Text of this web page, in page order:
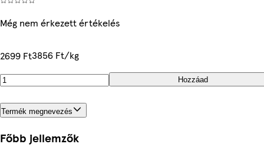
Még nem érkezett értékelés
2699 Ft3856 Ft/kg
Hozzáad
Termék megnevezés
Főbb jellemzők